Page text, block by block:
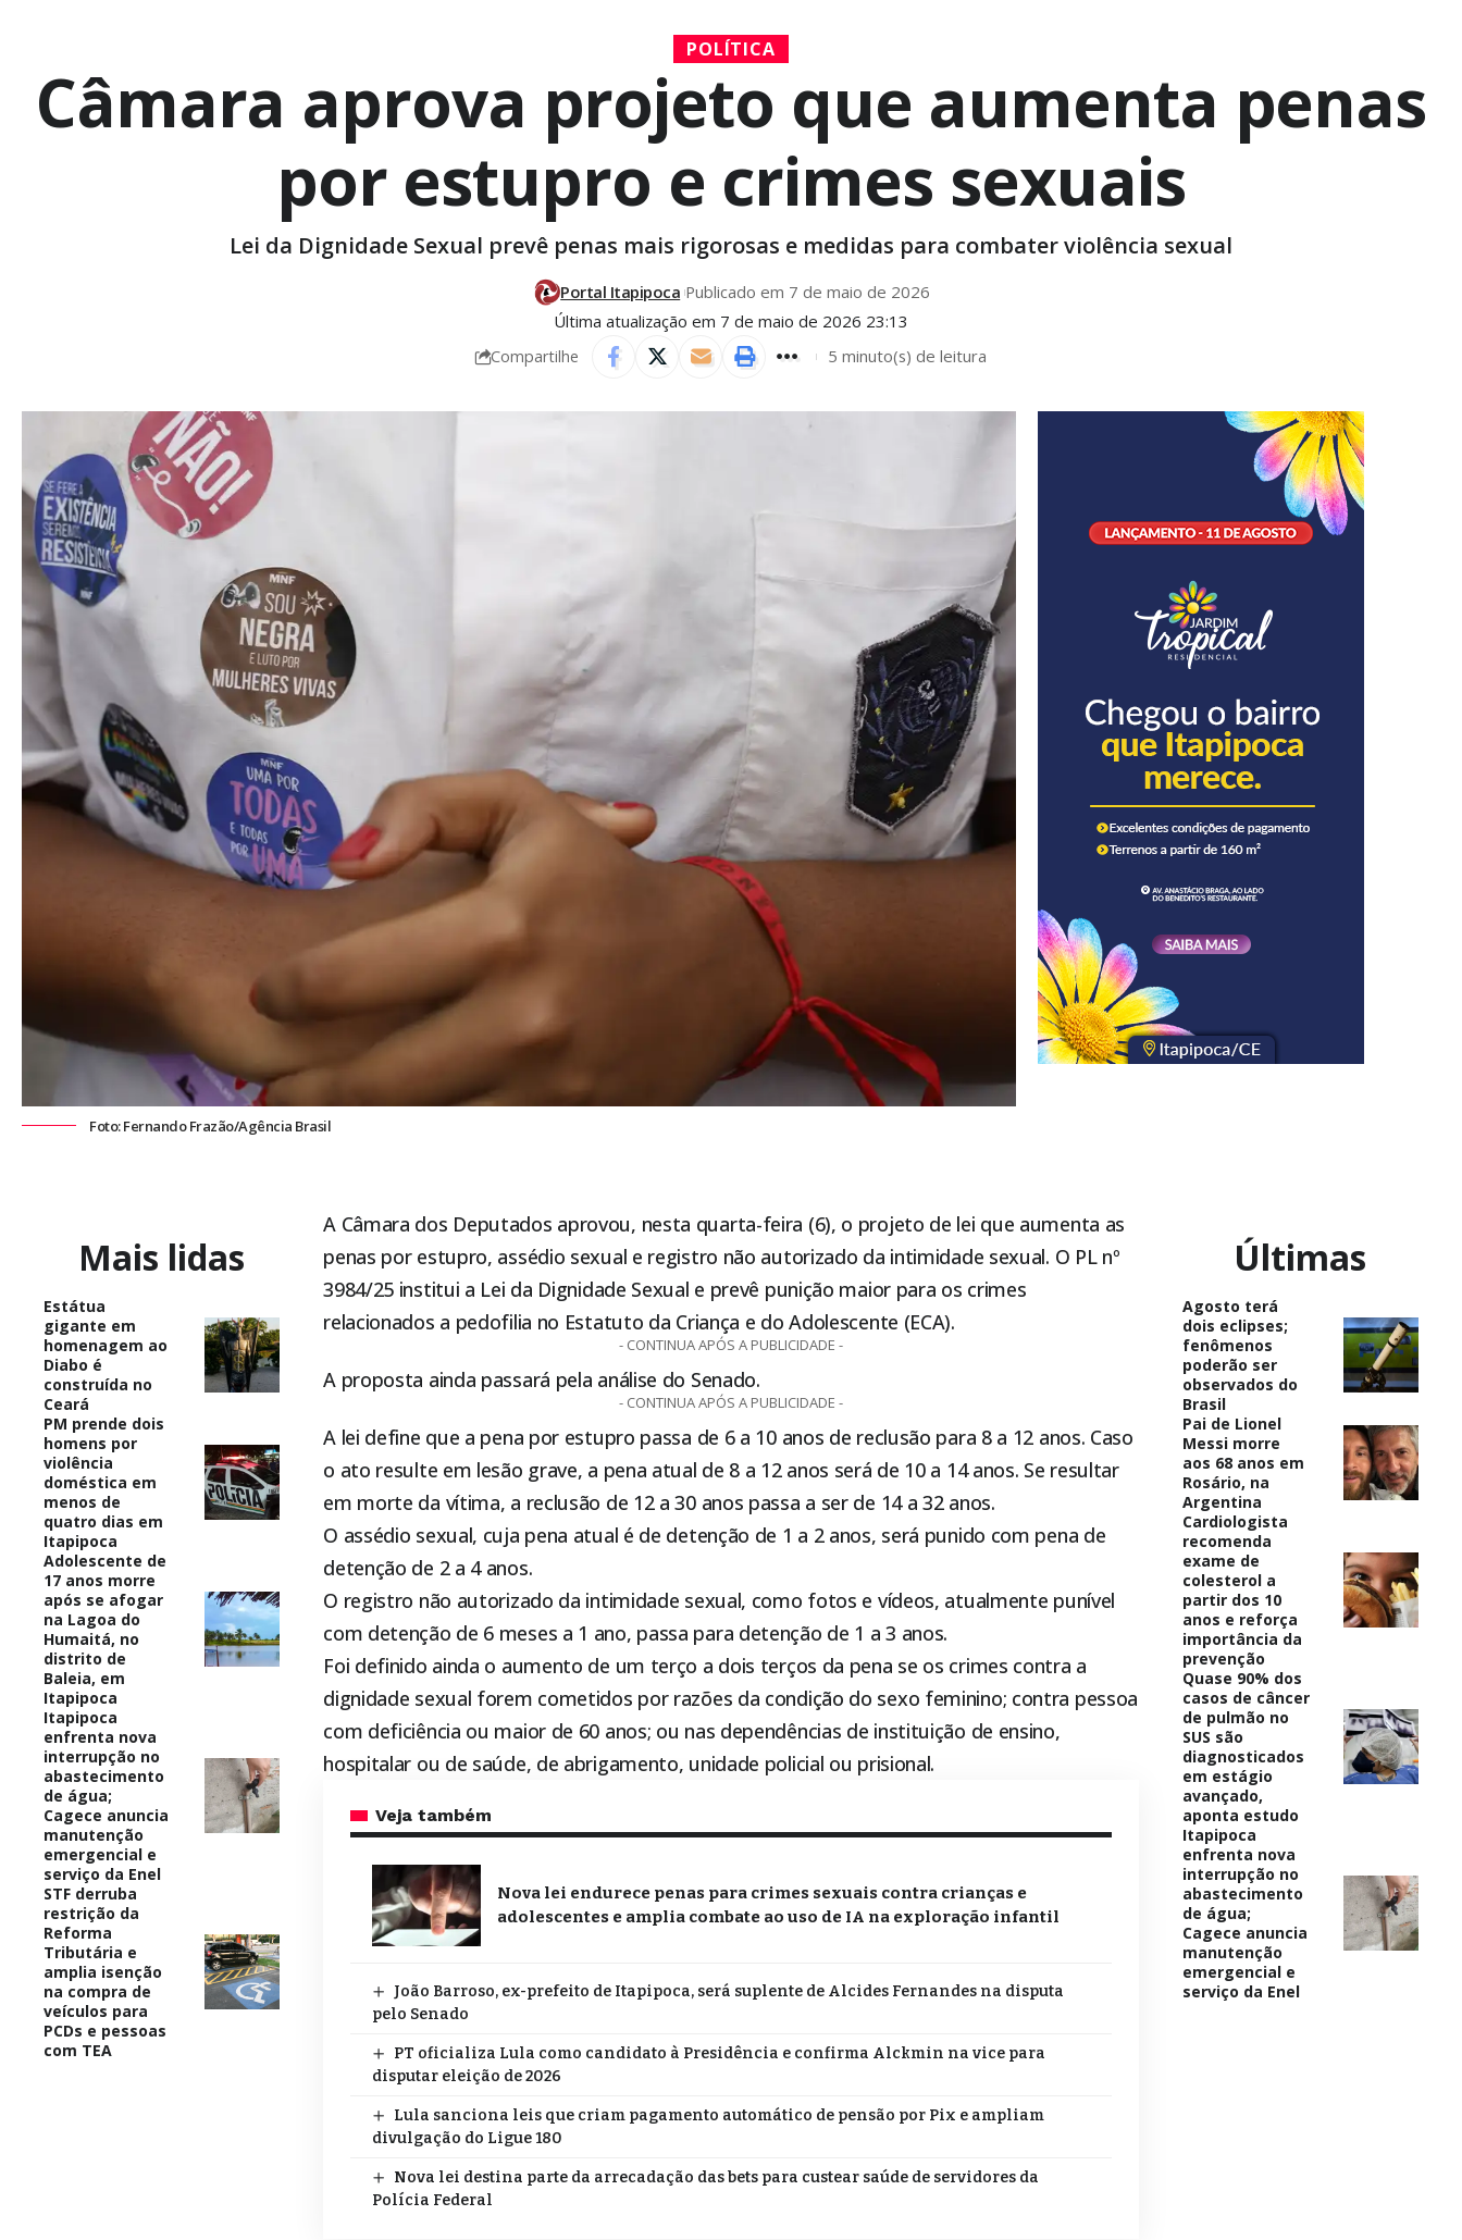
POLÍTICA
Câmara aprova projeto que aumenta penas
por estupro e crimes sexuais
Lei da Dignidade Sexual prevê penas mais rigorosas e medidas para combater violência sexual
Última atualização em 7 de maio de 2026 23:13
Portal Itapipoca Publicado em 7 de maio de 2026
Compartilhe 5 minuto(s) de leitura
Foto: Fernando Frazão/Agência Brasil
Mais lidas
Estátua
gigante em
homenagem ao
Diabo é
construída no
Ceará
PM prende dois
homens por
violência
doméstica em
menos de
quatro dias em
Itapipoca
Adolescente de
17 anos morre
após se afogar
na Lagoa do
Humaitá, no
distrito de
Baleia, em
Itapipoca
Itapipoca
enfrenta nova
interrupção no
abastecimento
de água;
Cagece anuncia
manutenção
emergencial e
serviço da Enel
STF derruba
restrição da
Reforma
Tributária e
amplia isenção
na compra de
veículos para
PCDs e pessoas
com TEA
A Câmara dos Deputados aprovou, nesta quarta-feira (6), o projeto de lei que aumenta as
penas por estupro, assédio sexual e registro não autorizado da intimidade sexual. O PL nº
3984/25 institui a Lei da Dignidade Sexual e prevê punição maior para os crimes
relacionados a pedofilia no Estatuto da Criança e do Adolescente (ECA).
- CONTINUA APÓS A PUBLICIDADE -
A proposta ainda passará pela análise do Senado.
- CONTINUA APÓS A PUBLICIDADE -
A lei define que a pena por estupro passa de 6 a 10 anos de reclusão para 8 a 12 anos. Caso
o ato resulte em lesão grave, a pena atual de 8 a 12 anos será de 10 a 14 anos. Se resultar
em morte da vítima, a reclusão de 12 a 30 anos passa a ser de 14 a 32 anos.
O assédio sexual, cuja pena atual é de detenção de 1 a 2 anos, será punido com pena de
detenção de 2 a 4 anos.
O registro não autorizado da intimidade sexual, como fotos e vídeos, atualmente punível
com detenção de 6 meses a 1 ano, passa para detenção de 1 a 3 anos.
Foi definido ainda o aumento de um terço a dois terços da pena se os crimes contra a
dignidade sexual forem cometidos por razões da condição do sexo feminino; contra pessoa
com deficiência ou maior de 60 anos; ou nas dependências de instituição de ensino,
hospitalar ou de saúde, de abrigamento, unidade policial ou prisional.
Veja também
Nova lei endurece penas para crimes sexuais contra crianças e
adolescentes e amplia combate ao uso de IA na exploração infantil
João Barroso, ex-prefeito de Itapipoca, será suplente de Alcides Fernandes na disputa
pelo Senado
PT oficializa Lula como candidato à Presidência e confirma Alckmin na vice para
disputar eleição de 2026
Lula sanciona leis que criam pagamento automático de pensão por Pix e ampliam
divulgação do Ligue 180
Nova lei destina parte da arrecadação das bets para custear saúde de servidores da
Polícia Federal
Últimas
Agosto terá
dois eclipses;
fenômenos
poderão ser
observados do
Brasil
Pai de Lionel
Messi morre
aos 68 anos em
Rosário, na
Argentina
Cardiologista
recomenda
exame de
colesterol a
partir dos 10
anos e reforça
importância da
prevenção
Quase 90% dos
casos de câncer
de pulmão no
SUS são
diagnosticados
em estágio
avançado,
aponta estudo
Itapipoca
enfrenta nova
interrupção no
abastecimento
de água;
Cagece anuncia
manutenção
emergencial e
serviço da Enel